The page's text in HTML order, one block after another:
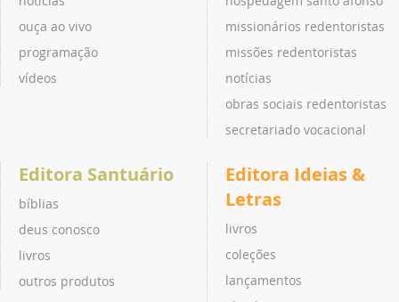
ouça ao vivo
programação
vídeos
missionários redentoristas
missões redentoristas
notícias
obras sociais redentoristas
secretariado vocacional
Editora Santuário
bíblias
deus conosco
livros
outros produtos
Editora Ideias &
Letras
livros
coleções
lançamentos